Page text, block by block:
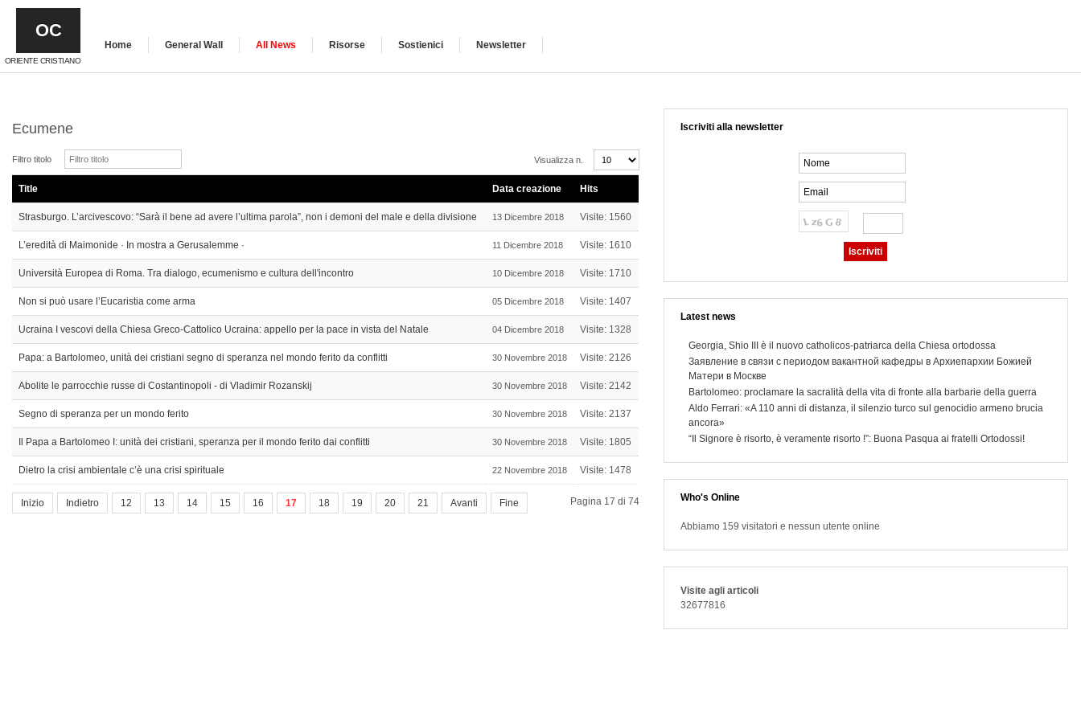
OC
ORIENTE CRISTIANO
Home General Wall All News Risorse Sostienici Newsletter
Ecumene
Filtro titolo Visualizza n.
Title Data creazione Hits
Strasburgo. L’arcivescovo: “Sarà il bene ad avere l’ultima parola”, non i demoni del male e della divisione 13 Dicembre 2018 Visite: 1560
L’eredità di Maimonide · In mostra a Gerusalemme · 11 Dicembre 2018 Visite: 1610
Università Europea di Roma. Tra dialogo, ecumenismo e cultura dell'incontro 10 Dicembre 2018 Visite: 1710
Non si può usare l’Eucaristia come arma 05 Dicembre 2018 Visite: 1407
Ucraina I vescovi della Chiesa Greco-Cattolico Ucraina: appello per la pace in vista del Natale 04 Dicembre 2018 Visite: 1328
Papa: a Bartolomeo, unità dei cristiani segno di speranza nel mondo ferito da conflitti 30 Novembre 2018 Visite: 2126
Abolite le parrocchie russe di Costantinopoli - di Vladimir Rozanskij 30 Novembre 2018 Visite: 2142
Segno di speranza per un mondo ferito 30 Novembre 2018 Visite: 2137
Il Papa a Bartolomeo I: unità dei cristiani, speranza per il mondo ferito dai conflitti 30 Novembre 2018 Visite: 1805
Dietro la crisi ambientale c’è una crisi spirituale 22 Novembre 2018 Visite: 1478
Pagina 17 di 74
Inizio Indietro 12 13 14 15 16 17 18 19 20 21 Avanti Fine
Iscriviti alla newsletter
Latest news
Georgia, Shio III è il nuovo catholicos-patriarca della Chiesa ortodossa
Заявление в связи с периодом вакантной кафедры в Архиепархии Божией
Матери в Москве
Bartolomeo: proclamare la sacralità della vita di fronte alla barbarie della guerra
Aldo Ferrari: «A 110 anni di distanza, il silenzio turco sul genocidio armeno brucia
ancora»
“Il Signore è risorto, è veramente risorto !”: Buona Pasqua ai fratelli Ortodossi!
Who's Online
Abbiamo 159 visitatori e nessun utente online
Visite agli articoli
32677816